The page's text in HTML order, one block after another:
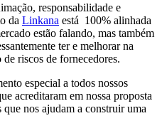
responsabilidade e
da Linkana está 100% alinhada
estão falando, mas também
ter e melhorar na
de riscos de fornecedores.
especial a todos nossos
acreditaram em nossa proposta
nos ajudam a construir uma